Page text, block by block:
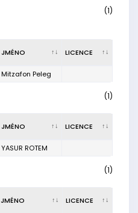
(1)
JMÉNO LICENCE
Mitzafon Peleg
(1)
JMÉNO LICENCE
YASUR ROTEM
(1)
JMÉNO LICENCE